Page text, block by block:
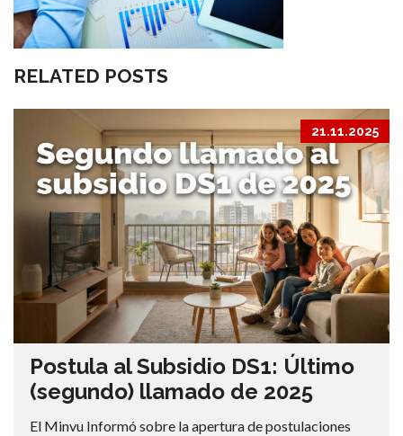
RELATED POSTS
21.11.2025
Postula al Subsidio DS1: Último
(segundo) llamado de 2025
El Minvu Informó sobre la apertura de postulaciones